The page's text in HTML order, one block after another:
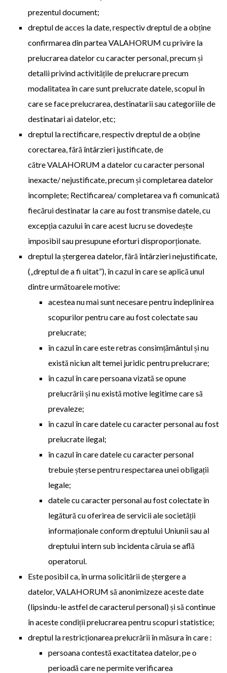
prezentul document;
dreptul de acces la date, respectiv dreptul de a obține
confirmarea din partea VALAHORUM cu privire la
prelucrarea datelor cu caracter personal, precum și
detalii privind activitățile de prelucrare precum
modalitatea în care sunt prelucrate datele, scopul în
care se face prelucrarea, destinatarii sau categoriile de
destinatari ai datelor, etc;
dreptul la rectificare, respectiv dreptul de a obține
corectarea, fără întârzieri justificate, de
către VALAHORUM a datelor cu caracter personal
inexacte/ nejustificate, precum și completarea datelor
incomplete; Rectificarea/ completarea va fi comunicată
fiecărui destinatar la care au fost transmise datele, cu
excepția cazului în care acest lucru se dovedește
imposibil sau presupune eforturi disproporționate.
dreptul la ștergerea datelor, fără întârzieri nejustificate,
(„dreptul de a fi uitat”), în cazul in care se aplică unul
dintre următoarele motive:
acestea nu mai sunt necesare pentru îndeplinirea
scopurilor pentru care au fost colectate sau
prelucrate;
în cazul în care este retras consimțământul și nu
există niciun alt temei juridic pentru prelucrare;
în cazul în care persoana vizată se opune
prelucrării și nu există motive legitime care să
prevaleze;
în cazul în care datele cu caracter personal au fost
prelucrate ilegal;
în cazul în care datele cu caracter personal
trebuie șterse pentru respectarea unei obligații
legale;
datele cu caracter personal au fost colectate în
legătură cu oferirea de servicii ale societății
informaționale conform dreptului Uniunii sau al
dreptului intern sub incidenta căruia se află
operatorul.
Este posibil ca, în urma solicitării de ștergere a
datelor, VALAHORUM să anonimizeze aceste date
(lipsindu-le astfel de caracterul personal) și să continue
în aceste condiții prelucrarea pentru scopuri statistice;
dreptul la restricționarea prelucrării în măsura în care :
persoana contestă exactitatea datelor, pe o
perioadă care ne permite verificarea